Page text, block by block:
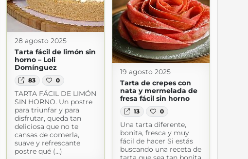
28 agosto 2025
Tarta fácil de limón sin
horno – Loli
Domínguez
83 0
TARTA FÁCIL DE LIMÓN
SIN HORNO. Un postre
para triunfar y para
disfrutar, queda tan
deliciosa que no te
cansas de comerla,
suave y refrescante
postre qué (...)
19 agosto 2025
Tarta de crepes con
nata y mermelada de
fresa fácil sin horno
13 0
Una tarta diferente,
bonita, fresca y muy
fácil de hacer Si estás
buscando una receta de